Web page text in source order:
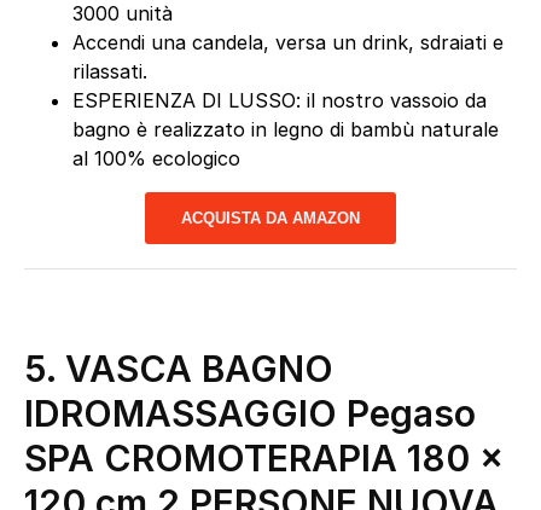
3000 unità
Accendi una candela, versa un drink, sdraiati e
rilassati.
ESPERIENZA DI LUSSO: il nostro vassoio da
bagno è realizzato in legno di bambù naturale
al 100% ecologico
ACQUISTA DA AMAZON
5. VASCA BAGNO
IDROMASSAGGIO Pegaso
SPA CROMOTERAPIA 180 x